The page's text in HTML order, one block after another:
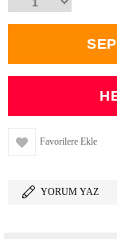
Favorilere Ekle
YORUM YAZ